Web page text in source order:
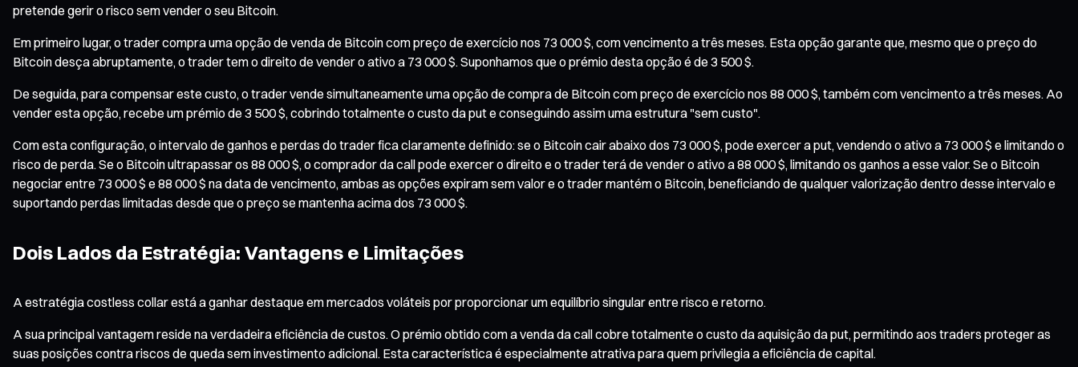
pretende gerir o risco sem vender o seu Bitcoin.
Em primeiro lugar, o trader compra uma opção de venda de Bitcoin com preço de exercício nos 73 000 $, com vencimento a três meses. Esta opção garante que, mesmo que o preço do
Bitcoin desça abruptamente, o trader tem o direito de vender o ativo a 73 000 $. Suponhamos que o prémio desta opção é de 3 500 $.
De seguida, para compensar este custo, o trader vende simultaneamente uma opção de compra de Bitcoin com preço de exercício nos 88 000 $, também com vencimento a três meses. Ao
vender esta opção, recebe um prémio de 3 500 $, cobrindo totalmente o custo da put e conseguindo assim uma estrutura "sem custo".
Com esta configuração, o intervalo de ganhos e perdas do trader fica claramente definido: se o Bitcoin cair abaixo dos 73 000 $, pode exercer a put, vendendo o ativo a 73 000 $ e limitando o
risco de perda. Se o Bitcoin ultrapassar os 88 000 $, o comprador da call pode exercer o direito e o trader terá de vender o ativo a 88 000 $, limitando os ganhos a esse valor. Se o Bitcoin
negociar entre 73 000 $ e 88 000 $ na data de vencimento, ambas as opções expiram sem valor e o trader mantém o Bitcoin, beneficiando de qualquer valorização dentro desse intervalo e
suportando perdas limitadas desde que o preço se mantenha acima dos 73 000 $.
Dois Lados da Estratégia: Vantagens e Limitações
A estratégia costless collar está a ganhar destaque em mercados voláteis por proporcionar um equilíbrio singular entre risco e retorno.
A sua principal vantagem reside na verdadeira eficiência de custos. O prémio obtido com a venda da call cobre totalmente o custo da aquisição da put, permitindo aos traders proteger as
suas posições contra riscos de queda sem investimento adicional. Esta característica é especialmente atrativa para quem privilegia a eficiência de capital.